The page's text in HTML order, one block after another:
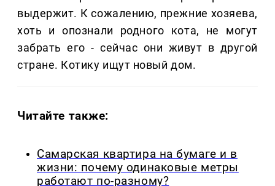
выдержит. К сожалению, прежние хозяева,
хоть и опознали родного кота, не могут
забрать его - сейчас они живут в другой
стране. Котику ищут новый дом.
Читайте также:
Самарская квартира на бумаге и в
жизни: почему одинаковые метры
работают по-разному?